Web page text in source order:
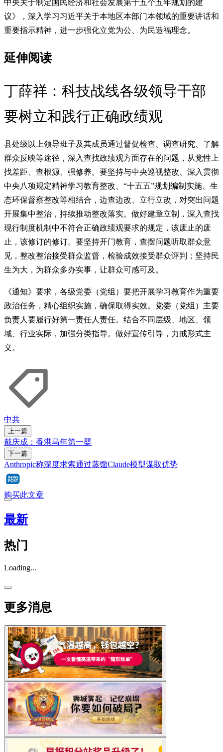
中央关于制定国民经济和社会发展第十五个五年规划的建
议》，深入学习习近平关于本地区本部门本领域的重要讲话和
重要指示精神，进一步强化立党为公、为民造福理念。
延伸阅读
丁薛祥：科技战线各级领导干部
要树立和践行正确政绩观
县处级以上领导班子及其成员通过督促检查、调查研究、了解
群众反映等途径，深入查找政绩观方面存在的问题，从党性上
找差距、查根源、强修养。要坚持与中央巡视整改、深入贯彻
中央八项规定精神学习教育整改、“十五五”规划编制实施、生
态环保督察整改等相结合，边查边改、立行立改，对突出问题
开展集中整治，持续推动整改落实。做好建章立制，深入查找
现行制度机制中不符合正确政绩观要求的规定，该废止的废
止，该修订的修订。要坚持开门教育，查摆问题听取群众意
见，整改整治接受群众监督，检验成效接受群众评判；坚持民
生为大，为群众多办实事，让群众可感可及。
《通知》要求，各级党委（党组）要把开展学习教育作为重要
政治任务，精心组织实施，确保取得实效。党委（党组）主要
负责人要履行好第一责任人责任。结合不同层级、地区、领
域、行业实际，加强分类指导。做好宣传引导，力戒形式主
义。
中共
上一篇
戴庆成：香港马年第一婴
下一篇
Anthropic称深度求索通过蒸馏Claude模型谋取优势
购买此文章
最新
热门
Loading...
更多消息